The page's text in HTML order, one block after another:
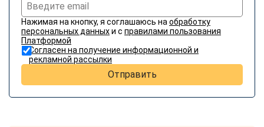
Нажимая на кнопку, я соглашаюсь на обработку
персональных данныхи с правилами пользования
Платформой
Согласен на получение информационной и
рекламной рассылки
Отправить
Max